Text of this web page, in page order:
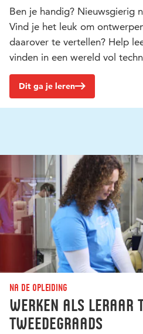
Ben je handig? Nieuwsgierig
Vind je het leuk om
daarover te vertellen? Help
vinden in een wereld vol
Dit ga je leren
Na de opleiding
Werken als Leraar
tweedegraads